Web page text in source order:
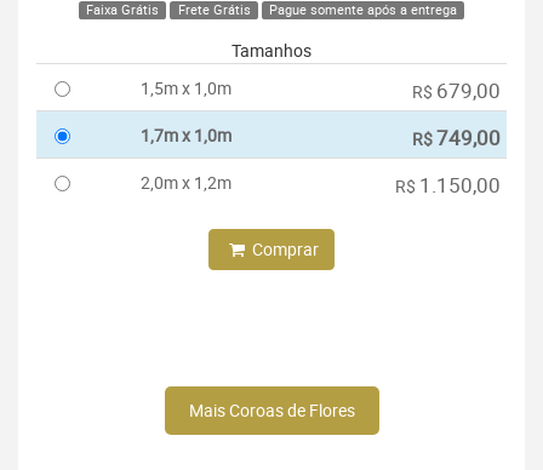
Faixa Grátis Frete Grátis Pague somente após a entrega
Tamanhos
1,5m x 1,0m
R$ 679,00
1,7m x 1,0m R$749,00
2,0m x 1,2m R$ 1.150,00
Comprar
Mais Coroas de Flores